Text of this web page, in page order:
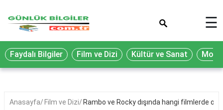
Eğitim
Ekonomi
Seyahat
☰
Faydalı Bilgiler Film ve Dizi Kültür ve Sanat
Anasayfa Film ve Dizi Rambo ve Rocky dışında hangi filmlerde